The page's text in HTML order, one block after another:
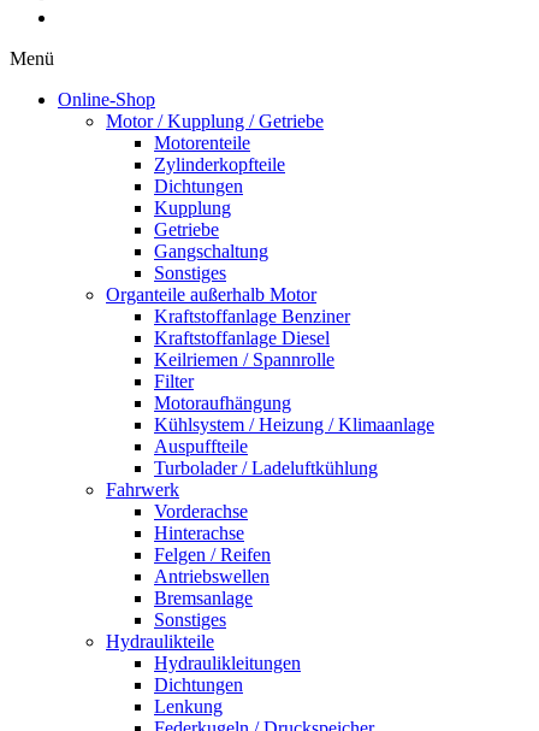
Menü
Online-Shop
Motor / Kupplung / Getriebe
Motorenteile
Zylinderkopfteile
Dichtungen
Kupplung
Getriebe
Gangschaltung
Sonstiges
Organteile außerhalb Motor
Kraftstoffanlage Benziner
Kraftstoffanlage Diesel
Keilriemen / Spannrolle
Filter
Motoraufhängung
Kühlsystem / Heizung / Klimaanlage
Auspuffteile
Turbolader / Ladeluftkühlung
Fahrwerk
Vorderachse
Hinterachse
Felgen / Reifen
Antriebswellen
Bremsanlage
Sonstiges
Hydraulikteile
Hydraulikleitungen
Dichtungen
Lenkung